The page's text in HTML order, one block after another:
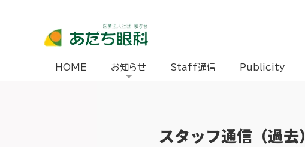
HOME お知らせ Staff通信 Publicity
スタッフ通信（過去）